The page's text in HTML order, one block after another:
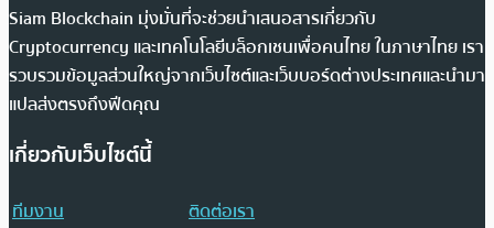
Siam Blockchain มุ่งมั่นที่จะช่วยนำเสนอสารเกี่ยวกับ
Cryptocurrency และเทคโนโลยีบล็อกเชนเพื่อคนไทย ในภาษาไทย เรา
รวบรวมข้อมูลส่วนใหญ่จากเว็บไซต์และเว็บบอร์ดต่างประเทศและนำมา
แปลส่งตรงถึงฟีดคุณ
เกี่ยวกับเว็บไซต์นี้
ทีมงาน
ติดต่อเรา